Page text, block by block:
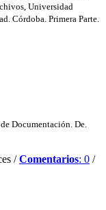
Universidad
Córdoba. Primera Parte.
Documentación. De.
/Comentarios: 0 /